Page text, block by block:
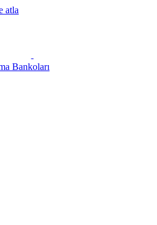
atla